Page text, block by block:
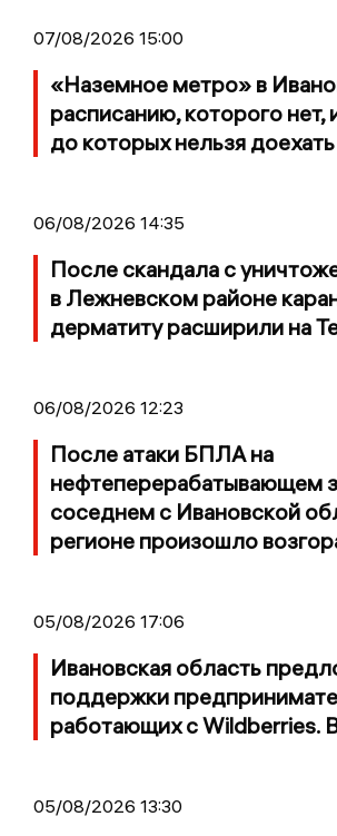
07/08/2026 15:00
«Наземное метро» в
расписанию, которого нет,
до которых нельзя доехать
06/08/2026 14:35
После скандала с
в Лежневском районе
дерматиту расширили на
06/08/2026 12:23
После атаки БПЛА на
нефтеперерабатывающем
соседнем с Ивановской
регионе произошло
05/08/2026 17:06
Ивановская область
поддержки
работающих с Wildberries.
05/08/2026 13:30